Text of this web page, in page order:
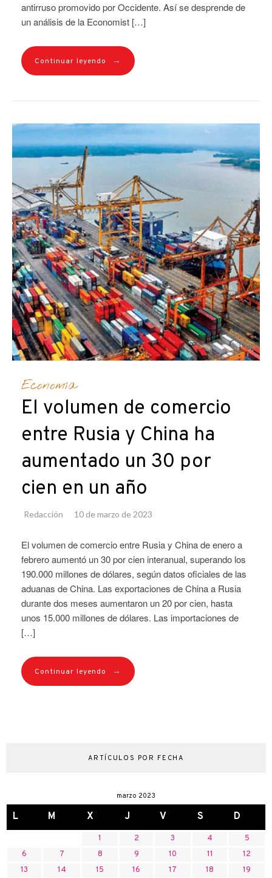
antirruso promovido por Occidente. Así se desprende de
un análisis de la Economist […]
Continuar leyendo →
Economía
El volumen de comercio
entre Rusia y China ha
aumentado un 30 por
cien en un año
Redacción 10 de marzo de 2023
El volumen de comercio entre Rusia y China de enero a
febrero aumentó un 30 por cien interanual, superando los
190.000 millones de dólares, según datos oficiales de las
aduanas de China. Las exportaciones de China a Rusia
durante dos meses aumentaron un 20 por cien, hasta
unos 15.000 millones de dólares. Las importaciones de
[…]
Continuar leyendo →
ARTÍCULOS POR FECHA
marzo 2023
L M X J V S D
1 2 3 4
5
6
7 8 9 10 11
12
13
14 15 16 17 18
19